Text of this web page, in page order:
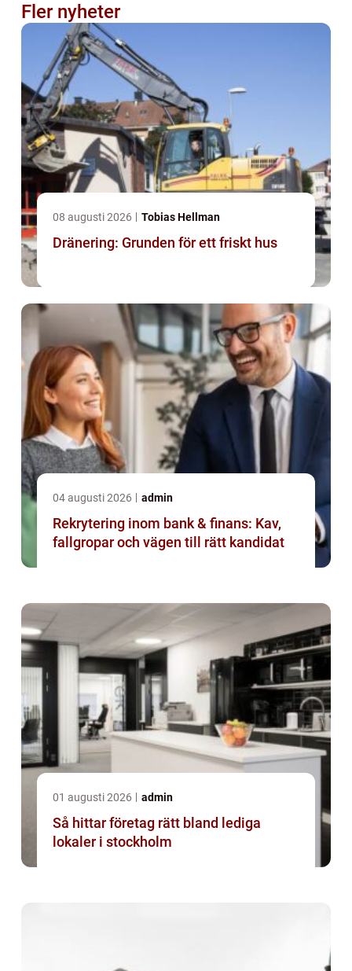
Fler nyheter
08 augusti 2026 Tobias Hellman
Dränering: Grunden för ett friskt hus
04 augusti 2026 admin
Rekrytering inom bank & finans: Kav,
fallgropar och vägen till rätt kandidat
01 augusti 2026 admin
Så hittar företag rätt bland lediga
lokaler i stockholm